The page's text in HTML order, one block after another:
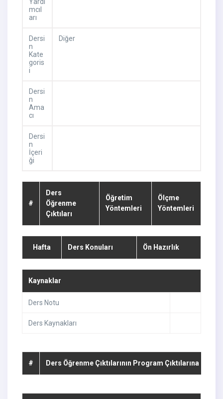
Yardı
mcıl
arı
Dersi
n
Kate
goris
i
Diğer
Dersi
n
Ama
cı
Dersi
n
İçeri
ği
#
Ders
Öğrenme
Çıktıları
Öğretim
Yöntemleri
Ölçme
Yöntemleri
Hafta Ders Konuları Ön Hazırlık
Kaynaklar
Ders Notu
Ders Kaynakları
# Ders Öğrenme Çıktılarının Program Çıktılarına Katkısı